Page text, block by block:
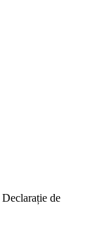
Declarație de